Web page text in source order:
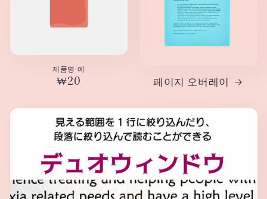
제품명 예
정
₩20 페이지 오버레이